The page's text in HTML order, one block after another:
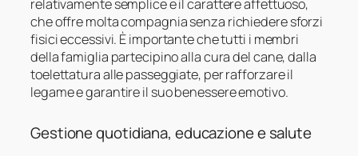
relativamente semplice e il carattere affettuoso,
che offre molta compagnia senza richiedere sforzi
fisici eccessivi. È importante che tutti i membri
della famiglia partecipino alla cura del cane, dalla
toelettatura alle passeggiate, per rafforzare il
legame e garantire il suo benessere emotivo.
Gestione quotidiana, educazione e salute